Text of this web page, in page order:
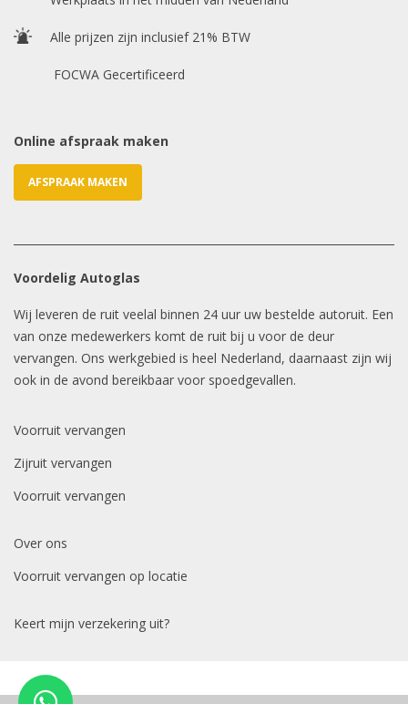
E-mailadres *
Alle prijzen zijn inclusief 21% BTW
FOCWA Gecertificeerd
Online afspraak maken
AFSPRAAK MAKEN
Voordelig Autoglas
Wij leveren de ruit veelal binnen 24 uur uw bestelde autoruit. Een
van onze medewerkers komt de ruit bij u voor de deur
vervangen. Ons werkgebied is heel Nederland, daarnaast zijn wij
ook in de avond bereikbaar voor spoedgevallen.
Voorruit vervangen
Zijruit vervangen
Voorruit vervangen
Over ons
Voorruit vervangen op locatie
Keert mijn verzekering uit?